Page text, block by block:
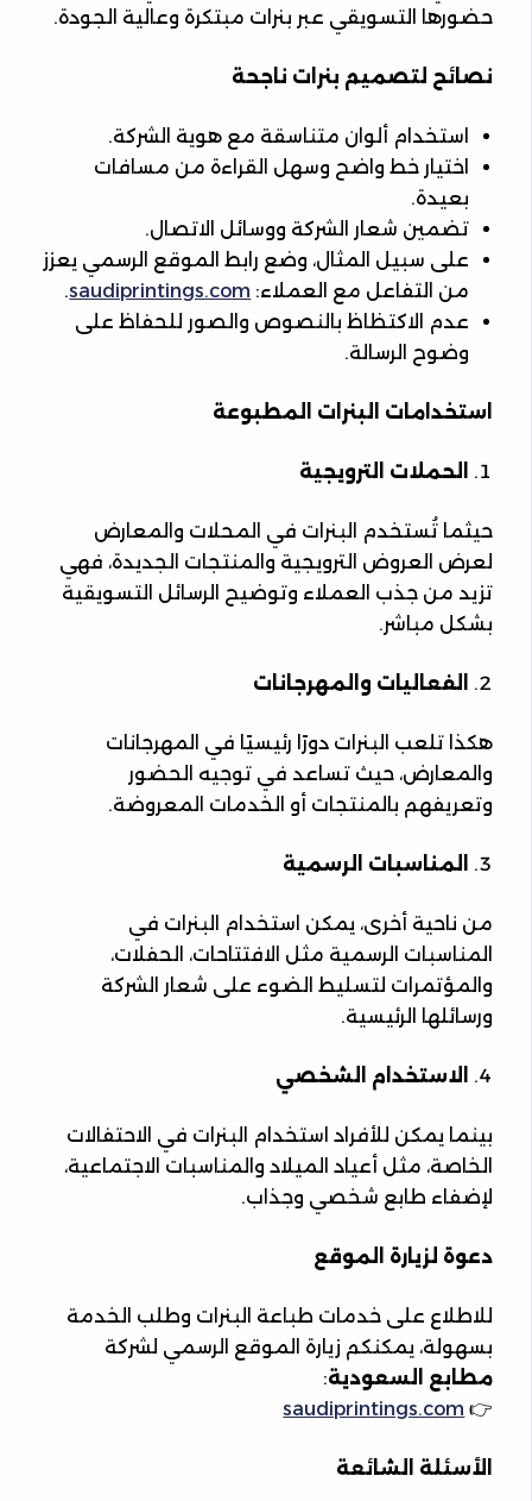
حضورها التسويقي عبر بنرات مبتكرة وعالية الجودة.
نصائح لتصميم بنرات ناجحة
استخدام ألوان متناسقة مع هوية الشركة.
اختيار خط واضح وسهل القراءة من مسافات
بعيدة.
تضمين شعار الشركة ووسائل الاتصال.
على سبيل المثال، وضع رابط الموقع الرسمي يعزز
من التفاعل مع العملاء: saudiprintings.com
.
عدم الاكتظاظ بالنصوص والصور للحفاظ على
وضوح الرسالة.
استخدامات البنرات المطبوعة
الحملات الترويجية
حيثما تُستخدم البنرات في المحلات والمعارض
لعرض العروض الترويجية والمنتجات الجديدة، فهي
تزيد من جذب العملاء وتوضيح الرسائل التسويقية
بشكل مباشر.
الفعاليات والمهرجانات
هكذا تلعب البنرات دورًا رئيسيًا في المهرجانات
والمعارض، حيث تساعد في توجيه الحضور
وتعريفهم بالمنتجات أو الخدمات المعروضة.
المناسبات الرسمية
من ناحية أخرى، يمكن استخدام البنرات في
المناسبات الرسمية مثل الافتتاحات، الحفلات،
والمؤتمرات لتسليط الضوء على شعار الشركة
ورسائلها الرئيسية.
الاستخدام الشخصي
بينما يمكن للأفراد استخدام البنرات في الاحتفالات
الخاصة، مثل أعياد الميلاد والمناسبات الاجتماعية،
لإضفاء طابع شخصي وجذاب.
دعوة لزيارة الموقع
للاطلاع على خدمات طباعة البنرات وطلب الخدمة
بسهولة، يمكنكم زيارة الموقع الرسمي لشركة
مطابع السعودية:
👉
saudiprintings.com
الأسئلة الشائعة